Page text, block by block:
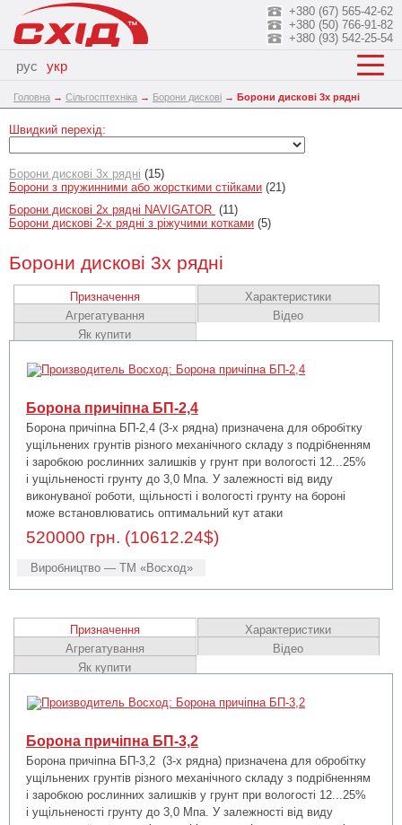
рус укр
+380 (67) 565-42-62
+380 (50) 766-91-82
+380 (93) 542-25-54
Головна → Сільгосптехніка → Борони дискові → Борони дискові 3х рядні
Швидкий перехід:
Борони дискові 3х рядні (15)
Борони з пружинними або жорсткими стійками (21)
Борони дискові 2х рядні NAVIGATOR (11)
Борони дискові 2-х рядні з ріжучими котками (5)
Борони дискові 3х рядні
Призначення
Характеристики
Агрегатування
Відео
Як купити
Борона причіпна БП-2,4
Борона причіпна БП-2,4 (3-х рядна) призначена для обробітку
ущільнених грунтів різного механічного складу з подрібненням
і заробкою рослинних залишків у грунт при вологості 12...25%
і ущільненості грунту до 3,0 Мпа. У залежності від виду
виконуваної роботи, щільності і вологості грунту на бороні
може встановлюватись оптимальний кут атаки
520000 грн. (10612.24$)
Виробництво — ТМ «Восход»
Призначення
Характеристики
Агрегатування
Відео
Як купити
Борона причіпна БП-3,2
Борона причіпна БП-3,2 (3-х рядна) призначена для обробітку
ущільнених грунтів різного механічного складу з подрібненням
і заробкою рослинних залишків у грунт при вологості 12...25%
і ущільненості грунту до 3,0 Мпа. У залежності від виду